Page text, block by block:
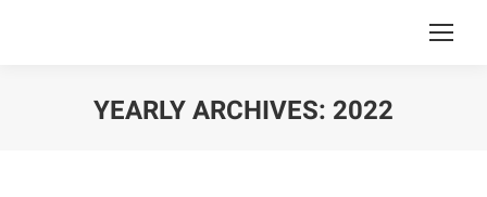
YEARLY ARCHIVES: 2022